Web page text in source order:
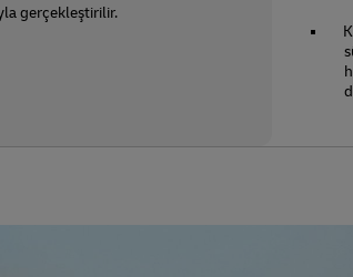
gerçekleştirilir.